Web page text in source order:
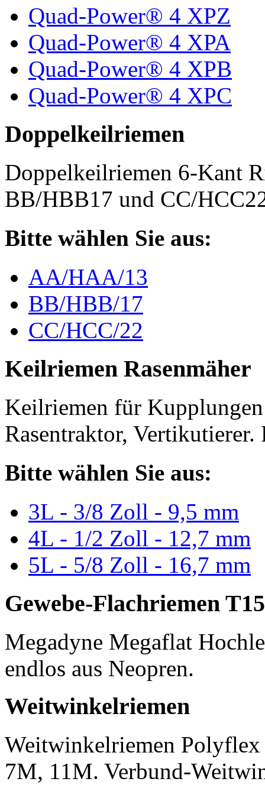
Quad-Power® 4 XPZ
Quad-Power® 4 XPA
Quad-Power® 4 XPB
Quad-Power® 4 XPC
Doppelkeilriemen
Doppelkeilriemen 6-Kant
BB/HBB17 und CC/
Bitte wählen Sie aus:
AA/HAA/13
BB/HBB/17
CC/HCC/22
Keilriemen Rasenmäher
Keilriemen für Kupplungen
Rasentraktor,
Bitte wählen Sie aus:
3L - 3/8 Zoll - 9,5 mm
4L - 1/2 Zoll - 12,7 mm
5L - 5/8 Zoll - 16,7 mm
Gewebe-Flachriemen
Megadyne Megaflat
endlos aus Neopren.
Weitwinkelriemen
Weitwinkelriemen
7M, 11M. Verbund-